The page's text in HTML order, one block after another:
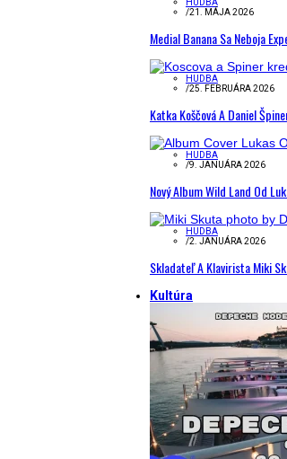
HUDBA
/21. MÁJA 2026
Medial Banana Sa Neboja
HUDBA
/25. FEBRUÁRA 2026
Katka Koščová A Daniel
HUDBA
/9. JANUÁRA 2026
Nový Album Wild Land Od
HUDBA
/2. JANUÁRA 2026
Skladateľ A Klavirista Miki
Kultúra